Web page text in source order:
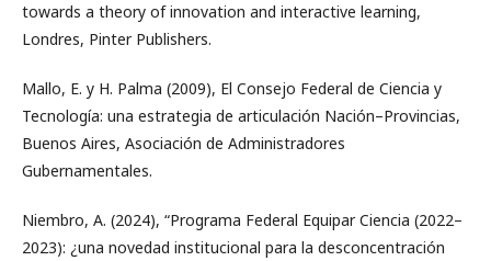
towards a theory of innovation and interactive learning,
Londres, Pinter Publishers.
Mallo, E. y H. Palma (2009), El Consejo Federal de Ciencia y
Tecnología: una estrategia de articulación Nación–Provincias,
Buenos Aires, Asociación de Administradores
Gubernamentales.
Niembro, A. (2024), “Programa Federal Equipar Ciencia (2022–
2023): ¿una novedad institucional para la desconcentración